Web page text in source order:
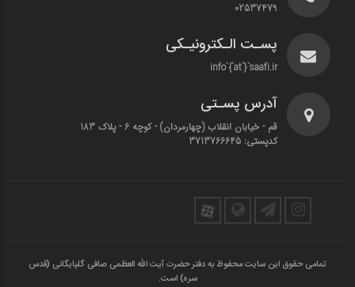
02537479
پسـت الـکترونیـکی
info`{`at`}`saafi.ir
آدرس پسـتی
قم - خیابان انقلاب (چهارمردان)‌ - کوچه 6 - پلاک 183
کدپستی: 3713766645
تمامی حقوق این سایت محفوظ به دفتر حضرت آیت الله العظمی صافی گلپایگانی (قدس
سره) است.